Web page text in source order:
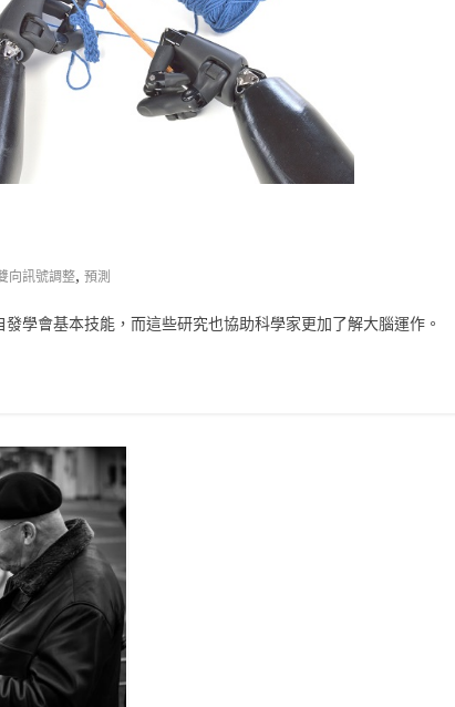
向訊號調整, 預測
學會基本技能，而這些研究也協助科學家更加了解大腦運作。